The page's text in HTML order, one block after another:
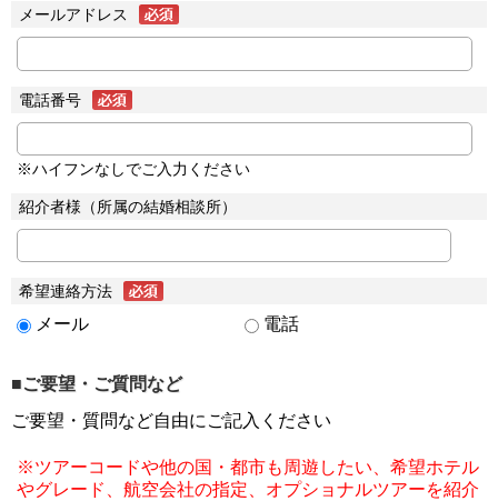
メールアドレス
電話番号
※ハイフンなしでご入力ください
紹介者様（所属の結婚相談所）
希望連絡方法
メール 電話
■ご要望・ご質問など
ご要望・質問など自由にご記入ください
※ツアーコードや他の国・都市も周遊したい、希望ホテル
やグレード、航空会社の指定、オプショナルツアーを紹介